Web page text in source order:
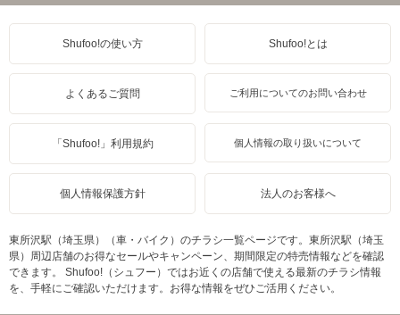
Shufoo!の使い方 Shufoo!とは
よくあるご質問 ご利用についてのお問い合わせ
「Shufoo!」利用規約 個人情報の取り扱いについて
個人情報保護方針 法人のお客様へ
東所沢駅（埼玉県）（車・バイク）のチラシ一覧ページです。東所沢駅（埼玉
県）周辺店舗のお得なセールやキャンペーン、期間限定の特売情報などを確認
できます。 Shufoo!（シュフー）ではお近くの店舗で使える最新のチラシ情報
を、手軽にご確認いただけます。お得な情報をぜひご活用ください。